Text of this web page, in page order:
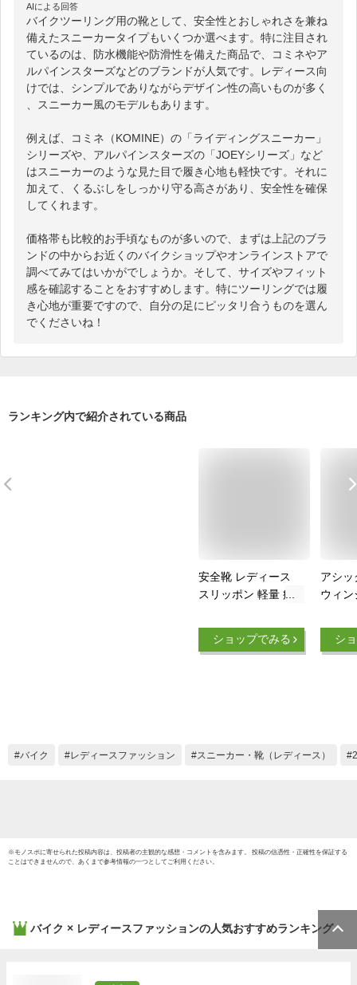
AIによる回答
バイクツーリング用の靴として、安全性とおしゃれさを兼ね
備えたスニーカータイプもいくつか選べます。特に注目され
ているのは、防水機能や防滑性を備えた商品で、コミネやア
ルパインスターズなどのブランドが人気です。レディース向
けでは、シンプルでありながらデザイン性の高いものが多く
、スニーカー風のモデルもあります。
例えば、コミネ（KOMINE）の「ライディングスニーカー」
シリーズや、アルパインスターズの「JOEYシリーズ」など
はスニーカーのような見た目で履き心地も軽快です。それに
加えて、くるぶしをしっかり守る高さがあり、安全性を確保
してくれます。
価格帯も比較的お手頃なものが多いので、まずは上記のブラ
ンドの中からお近くのバイクショップやオンラインストアで
調べてみてはいかがでしょうか。そして、サイズやフィット
感を確認することをおすすめします。特にツーリングでは履
き心地が重要ですので、自分の足にピッタリ合うものを選ん
でくださいね！
ランキング内で紹介されている商品
安全靴 レディース
スリッポン 軽量 疲
わいい 女性 作業靴
樹脂先芯 スニーカー
ショップでみる
アシッ
ウィ
シ
バイク レディースファッション スニーカー・靴（レディース）
※モノスポに寄せられた投稿内容は、投稿者の主観的な感想・コメントを含みます。 投稿の信憑性・正確性を保証する
ことはできませんので、あくまで参考情報の一つとしてご利用ください。
バイク × レディースファッションの人気おすすめランキング